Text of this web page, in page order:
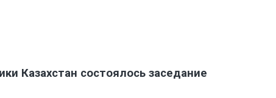
Казахстан состоялось заседание